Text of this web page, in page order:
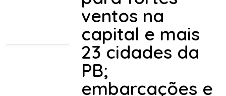
ventos na
capital e mais
23 cidades da
PB;
embarcações e